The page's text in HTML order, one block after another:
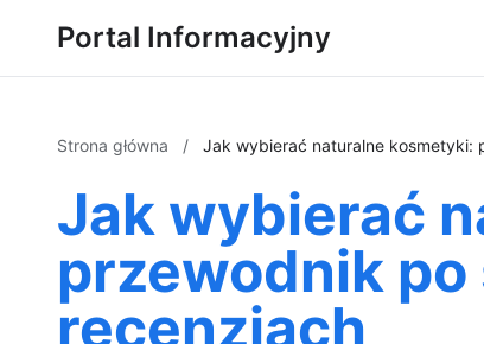
Portal Informacyjny
Strona główna / Jak wybierać naturalne kosmetyki:
Jak wybierać
przewodnik
recenzjach